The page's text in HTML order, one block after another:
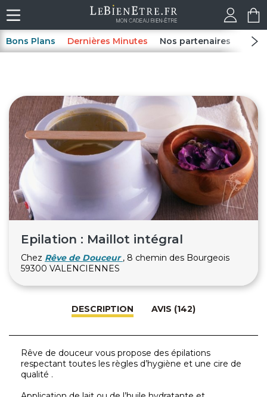
Bons Plans Dernières Minutes Nos partenaires Spas
Epilation : Maillot intégral
Chez Rêve de Douceur , 8 chemin des Bourgeois
59300 VALENCIENNES
DESCRIPTION AVIS (142)
Rêve de douceur vous propose des épilations
respectant toutes les règles d’hygiène et une cire de
qualité .